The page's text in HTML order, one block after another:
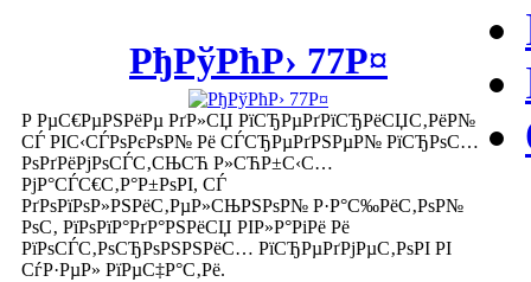
РђРўРћР› 77Р¤
Р РµС€РµРЅРёРµ РґР»СЏ РїСЂРµРґРїСЂРёСЏС‚РёР№
СЃ РІС‹СЃРѕРєРѕР№ Рё СЃСЂРµРґРЅРµР№ РїСЂРѕС…
РѕРґРёРјРѕСЃС‚СЊСЋ Р»СЋР±С‹С…
РјР°СЃС€С‚Р°Р±РѕРІ, СЃ
РґРѕРїРѕР»РЅРёС‚РµР»СЊРЅРѕР№ Р·Р°С‰РёС‚РѕР№
РѕС‚ РїРѕРїР°РґР°РЅРёСЏ РІР»Р°РіРё Рё
РїРѕСЃС‚РѕСЂРѕРЅРЅРёС… РїСЂРµРґРјРµС‚РѕРІ РІ
СѓР·РµР» РїРµС‡Р°С‚Рё.